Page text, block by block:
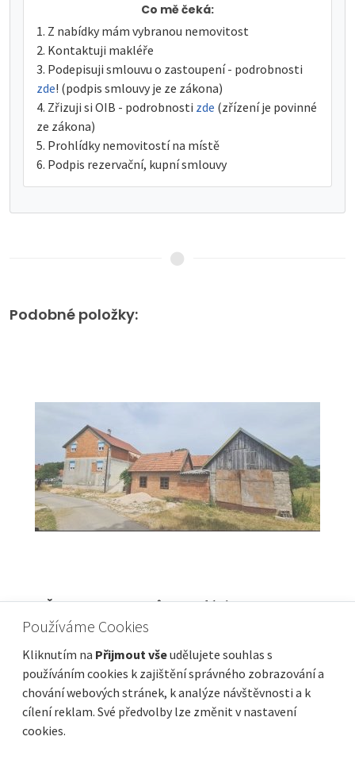
Co mě čeká:
Z nabídky mám vybranou nemovitost
Kontaktuji makléře
Podepisuji smlouvu o zastoupení - podrobnosti
zde! (podpis smlouvy je ze zákona)
Zřizuji si OIB - podrobnosti zde (zřízení je povinné
ze zákona)
Prohlídky nemovitostí na místě
Podpis rezervační, kupní smlouvy
Podobné položky:
OTOČAC, BRINJE - Dům ve fázi Roh-Bau se
zahradou 42 800 m2
Cena115 000 €
Vzdálenost od moře
Plocha celkem
160 m² Obec, část obce
Brinje
Používáme Cookies
Kliknutím na Přijmout všeudělujete souhlas s
používáním cookies k zajištění správného zobrazování a
chování webových stránek, k analýze návštěvnosti a k
cílení reklam. Své předvolby lze změnit v nastavení
cookies.